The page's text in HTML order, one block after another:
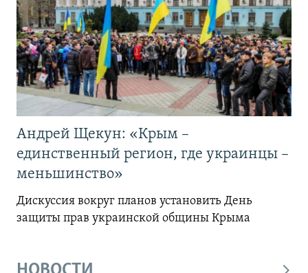
Андрей Щекун: «Крым –
единственный регион, где украинцы –
меньшинство»
Дискуссия вокруг планов установить День
защиты прав украинской общины Крыма